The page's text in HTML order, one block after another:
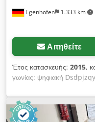
Egenhofen 1.333 km
Αιτηθείτε
Έτος κατασκευής: 2015,
γωνίας: ψηφιακή